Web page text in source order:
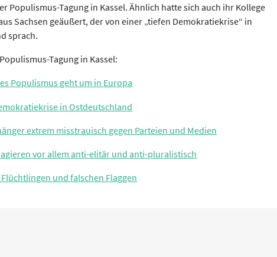
Populismus-Tagung in Kassel. Ähnlich hatte sich auch ihr Kollege
Sachsen geäußert, der von einer „tiefen Demokratiekrise“ in
sprach.
Tagung in Kassel:
Populismus geht um in Europa
in Ostdeutschland
extrem misstrauisch gegen Parteien und Medien
vor allem anti-elitär und anti-pluralistisch
und falschen Flaggen